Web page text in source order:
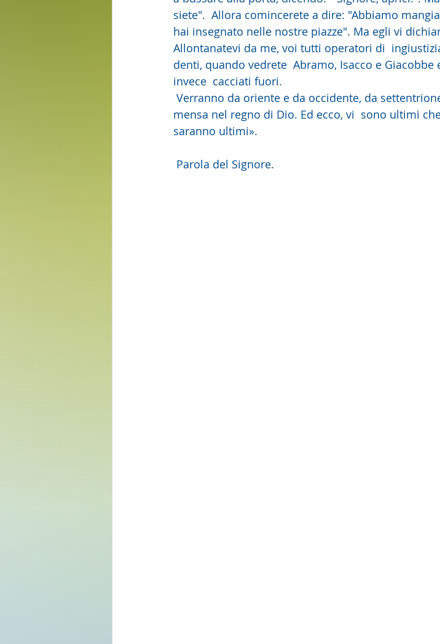
siete".  Allora comincerete a dire: "Abbiamo
hai insegnato nelle nostre piazze". Ma egli vi
Allontanatevi da me, voi tutti operatori di
denti, quando vedrete  Abramo, Isacco e
invece  cacciati fuori.
mensa nel regno di Dio. Ed ecco, vi  sono ultimi
saranno ultimi».
Parola del Signore.